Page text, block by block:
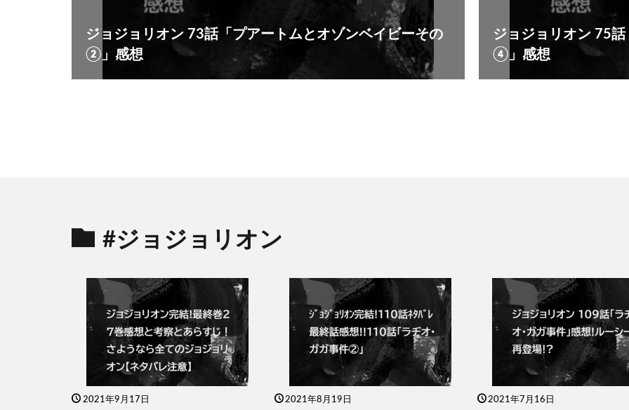
ジョジョリオン 73話「プアートムとオゾンベイビーその
②」感想
ジョジョリオン 75
④」感想
#ジョジョリオン
2021年9月17日 2021年8月19日 2021年7月16日